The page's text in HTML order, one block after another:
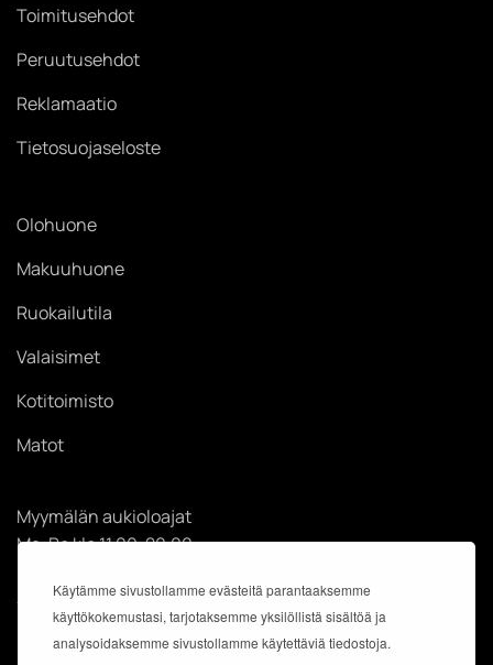
Käytämme sivustollamme evästeitä parantaaksemme
käyttökokemustasi, tarjotaksemme yksilöllistä sisältöä ja
analysoidaksemme sivustollamme käytettäviä tiedostoja.
Toimitusehdot
Peruutusehdot
Reklamaatio
Tietosuojaseloste
Olohuone
Makuuhuone
Ruokailutila
Valaisimet
Kotitoimisto
Matot
Myymälän aukioloajat
Ma-Pe klo 11.00-20.00
Su klo 12.00-18.00
Käyntiosoite: Kauppakeskus Easton